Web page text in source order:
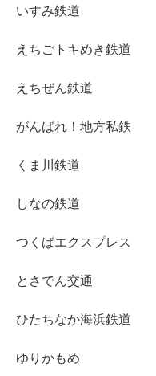
いすみ鉄道
えちごトキめき鉄道
えちぜん鉄道
がんばれ！地方私鉄
くま川鉄道
しなの鉄道
つくばエクスプレス
とさでん交通
ひたちなか海浜鉄道
ゆりかもめ